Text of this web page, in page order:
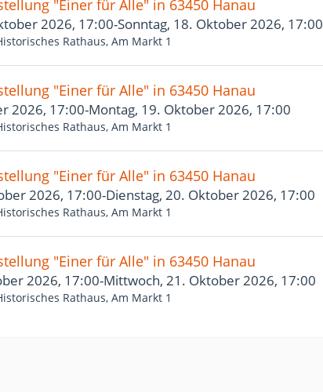
"Einer für Alle" in 63450 Hanau
2026, 17:00-Sonntag, 18. Oktober 2026, 17:00
Rathaus, Am Markt 1
"Einer für Alle" in 63450 Hanau
2026, 17:00-Montag, 19. Oktober 2026, 17:00
Rathaus, Am Markt 1
"Einer für Alle" in 63450 Hanau
2026, 17:00-Dienstag, 20. Oktober 2026, 17:00
Rathaus, Am Markt 1
"Einer für Alle" in 63450 Hanau
2026, 17:00-Mittwoch, 21. Oktober 2026, 17:00
Rathaus, Am Markt 1